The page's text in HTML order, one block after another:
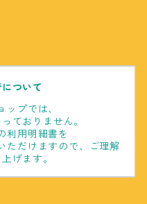
ついて
ップでは、
ておりません。
利用明細書を
ただけますので、ご理解
げます。